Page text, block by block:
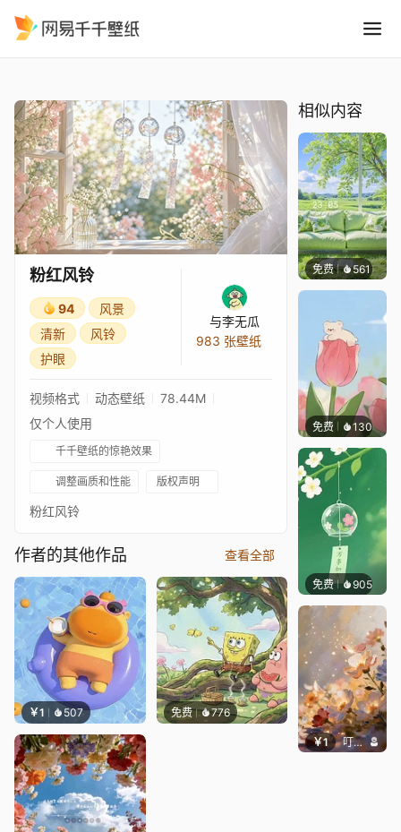
粉红风铃
94
风景
清新
风铃
护眼
与李无瓜
983 张壁纸
视频格式 动态壁纸
78.44M
仅个人使用
千千壁纸的惊艳效果
调整画质和性能 版权声明
粉红风铃
作者的其他作品 查看全部
￥1 507 免费 776
相似内容
免费 561豆子
免费 130好看
免费 905好看
￥1 叮叮当当